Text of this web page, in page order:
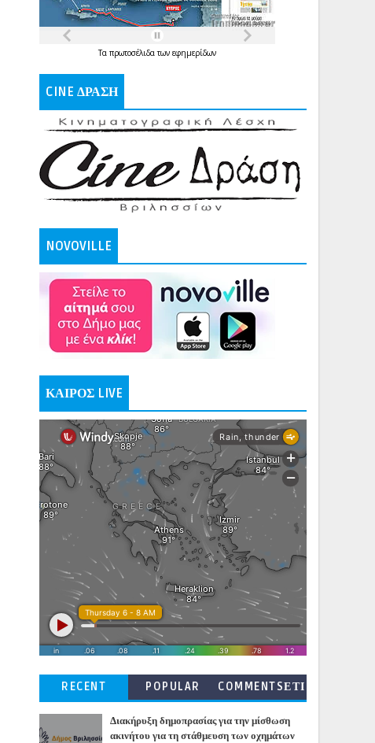
Τα πρωτοσέλιδατων εφημερίδων
CINE ΔΡΑΣΗ
NOVOVILLE
ΚΑΙΡΟΣ LIVE
RECENT POPULAR
COMMENTSΕΤΙ
Διακήρυξη δημοπρασίας για την μίσθωση
ακινήτου για τη στάθμευση των οχημάτων